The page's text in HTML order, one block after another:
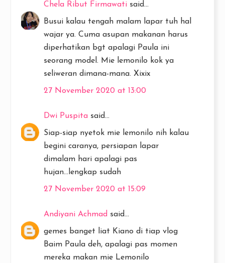
Chela Ribut Firmawati said...
Busui kalau tengah malam lapar tuh hal
wajar ya. Cuma asupan makanan harus
diperhatikan bgt apalagi Paula ini
seorang model. Mie lemonilo kok ya
seliweran dimana-mana. Xixix
27 November 2020 at 13:00
Dwi Puspita said...
Siap-siap nyetok mie lemonilo nih kalau
begini caranya, persiapan lapar
dimalam hari apalagi pas
hujan...lengkap sudah
27 November 2020 at 15:09
Andiyani Achmad said...
gemes banget liat Kiano di tiap vlog
Baim Paula deh, apalagi pas momen
mereka makan mie Lemonilo